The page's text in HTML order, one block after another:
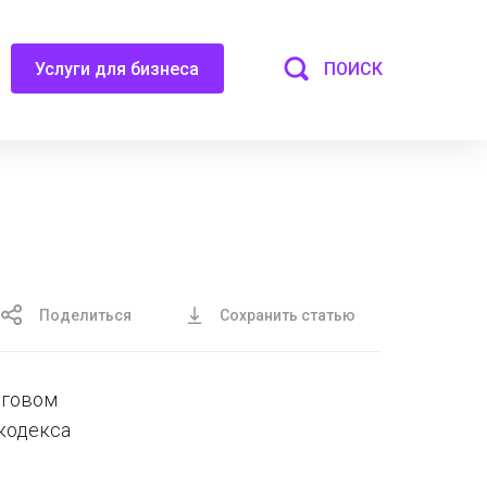
Услуги для бизнеса ПОИСК
Поделиться Сохранить статью